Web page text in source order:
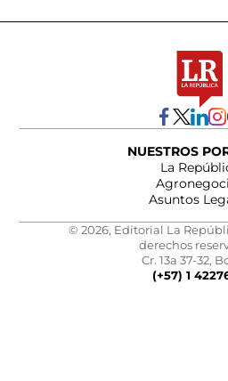
NUESTROS
La
Asuntos
© 2026, Editorial La
derechos
Cr. 13a 37-32,
(+57) 1